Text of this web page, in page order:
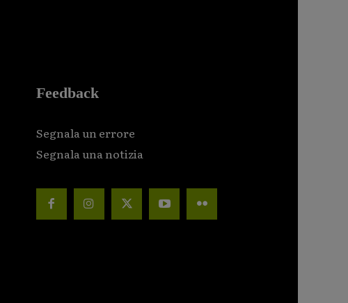
Feedback
Segnala un errore
Segnala una notizia